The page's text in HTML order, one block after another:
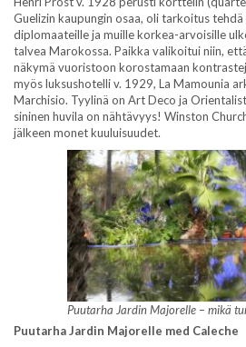
Guelizin kaupungin osaa, oli tarkoitus tehdä
diplomaateille ja muille korkea-arvoisille
talvea Marokossa. Paikka valikoitui niin,
näkymä vuoristoon korostamaan
myös luksushotelli v. 1929, La Mamounia
Marchisio. Tyylinä on Art Deco ja
sininen huvila on nähtävyys! Winston
jälkeen monet kuuluisuudet.
Puutarha Jardin Majorelle – mikä
Puutarha Jardin Majorelle med Caleche